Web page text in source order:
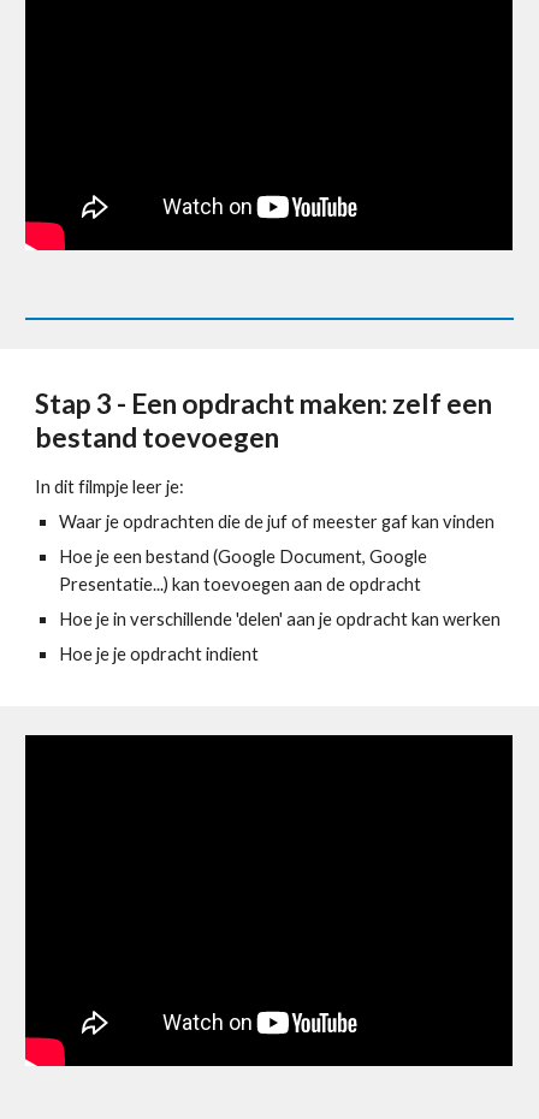
Stap 3 - Een opdracht maken: zelf een
bestand toevoegen
In dit filmpje leer je:
Waar je opdrachten die de juf of meester gaf kan vinden
Hoe je een bestand (Google Document, Google
Presentatie...) kan toevoegen aan de opdracht
Hoe je in verschillende 'delen' aan je opdracht kan werken
Hoe je je opdracht indient